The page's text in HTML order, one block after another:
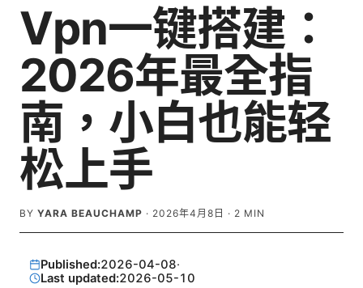
Vpn一键搭建：
2026年最全指
南，小白也能轻
松上手
BY YARA BEAUCHAMP · 2026年4月8日 · 2 MIN
Published:2026-04-08·
Last updated:2026-05-10